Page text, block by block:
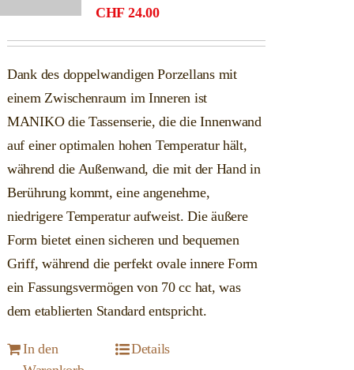
CHF 24.00
Dank des doppelwandigen Porzellans mit
einem Zwischenraum im Inneren ist
MANIKO die Tassenserie, die die Innenwand
auf einer optimalen hohen Temperatur hält,
während die Außenwand, die mit der Hand in
Berührung kommt, eine angenehme,
niedrigere Temperatur aufweist. Die äußere
Form bietet einen sicheren und bequemen
Griff, während die perfekt ovale innere Form
ein Fassungsvermögen von 70 cc hat, was
dem etablierten Standard entspricht.
In den
Details